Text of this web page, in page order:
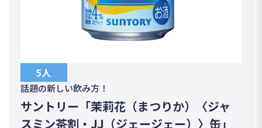
5人
話題の新しい飲み方！
サントリー「茉莉花（まつりか）〈ジャ
スミン茶割・JJ（ジェージェー）〉缶」